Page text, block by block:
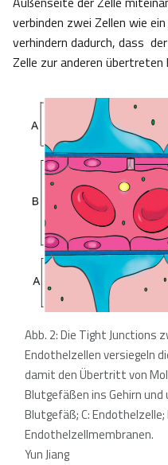
verbinden zwei Zellen wie
verhindern dadurch, dass
Zelle zur anderen übertreten
Abb. 2: Die Tight Junctions
Endothelzellen versiegeln
damit den Übertritt von
Blutgefäßen ins Gehirn und
Blutgefäß; C: Endothelzelle;
Endothelzellmembranen.
Yun Jiang